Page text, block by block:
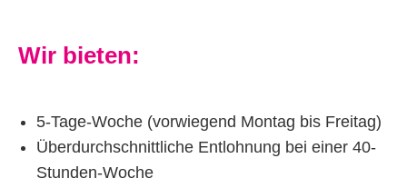
Wir bieten:
5-Tage-Woche (vorwiegend Montag bis Freitag)
Überdurchschnittliche Entlohnung bei einer 40-
Stunden-Woche